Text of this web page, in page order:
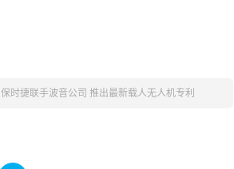
保时捷联手波音公司 推出最新载人无人机专利